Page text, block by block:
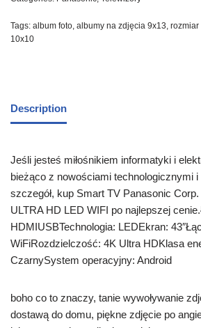
Tags: album foto, albumy na zdjęcia 9x13, rozmiar
10x10
Description
Jeśli jesteś miłośnikiem informatyki i
bieżąco z nowościami technologicznymi
szczegół, kup Smart TV Panasonic
ULTRA HD LED WIFI po najlepszej
HDMIUSBTechnologia: LEDEkran:
WiFiRozdzielczość: 4K Ultra HDKlasa
CzarnySystem operacyjny: Android
boho co to znaczy, tanie wywoływanie
dostawą do domu, piękne zdjęcie po